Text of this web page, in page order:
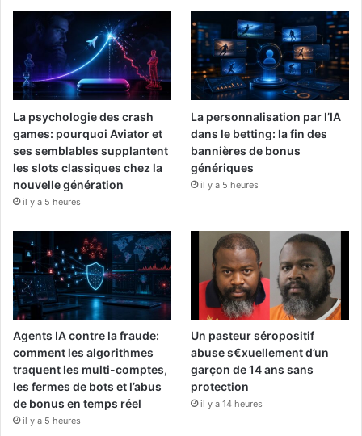
La psychologie des crash
games: pourquoi Aviator et
ses semblables supplantent
les slots classiques chez la
nouvelle génération
il y a 5 heures
La personnalisation par l’IA
dans le betting: la fin des
bannières de bonus
génériques
il y a 5 heures
Agents IA contre la fraude:
comment les algorithmes
traquent les multi-comptes,
les fermes de bots et l’abus
de bonus en temps réel
il y a 5 heures
Un pasteur séropositif
abuse s€xuellement d’un
garçon de 14 ans sans
protection
il y a 14 heures